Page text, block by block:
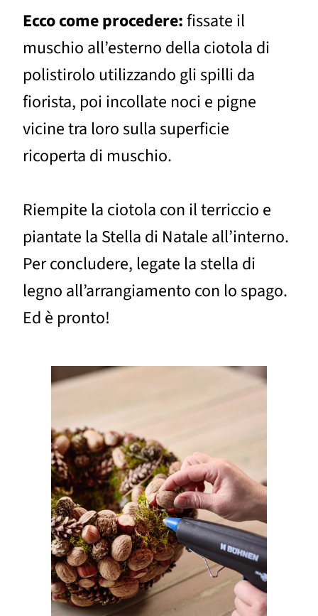
Ecco come procedere:fissate il
muschio all’esterno della ciotola di
polistirolo utilizzando gli spilli da
fiorista, poi incollate noci e pigne
vicine tra loro sulla superficie
ricoperta di muschio.
Riempite la ciotola con il terriccio e
piantate la Stella di Natale all’interno.
Per concludere, legate la stella di
legno all’arrangiamento con lo spago.
Ed è pronto!